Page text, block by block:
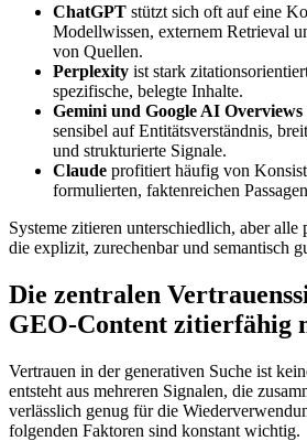
ChatGPT stützt sich oft auf eine
Modellwissen, externem Retrieval
von Quellen.
Perplexity ist stark
spezifische, belegte Inhalte.
Gemini und Google AI Overviews
sensibel auf Entitätsverständnis,
und strukturierte Signale.
Claude profitiert häufig von
formulierten, faktenreichen
Systeme zitieren unterschiedlich, aber
die explizit, zurechenbar und semantisch
Die zentralen
GEO‑Content zitierfähig
Vertrauen in der generativen Suche ist
entsteht aus mehreren Signalen, die
verlässlich genug für die
folgenden Faktoren sind konstant wichtig.